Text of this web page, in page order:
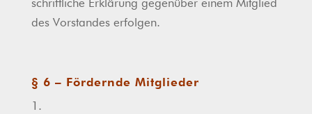
schriftliche Erklärung gegenüber einem Mitglied
des Vorstandes erfolgen.
§ 6 – Fördernde Mitglieder
1.